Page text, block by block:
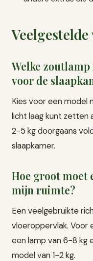
Welke
voor de
Kies voor een model
licht laag kunt zetten
2-5 kg doorgaans
slaapkamer.
Hoe groot moet
mijn ruimte?
Een veelgebruikte
vloeroppervlak. Voor
een lamp van 6-8 kg
model van 1-2 kg.